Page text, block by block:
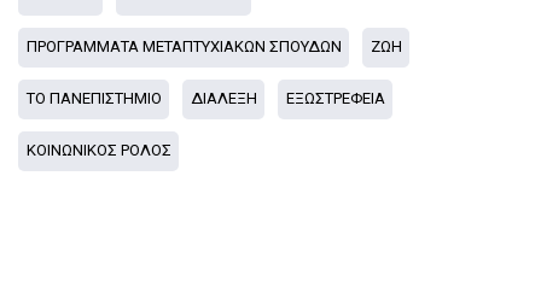
ΠΡΟΓΡΑΜΜΑΤΑ ΜΕΤΑΠΤΥΧΙΑΚΩΝ ΣΠΟΥΔΩΝ ΖΩΗ
ΤΟ ΠΑΝΕΠΙΣΤΗΜΙΟ ΔΙΑΛΕΞΗ ΕΞΩΣΤΡΕΦΕΙΑ
ΚΟΙΝΩΝΙΚΟΣ ΡΟΛΟΣ